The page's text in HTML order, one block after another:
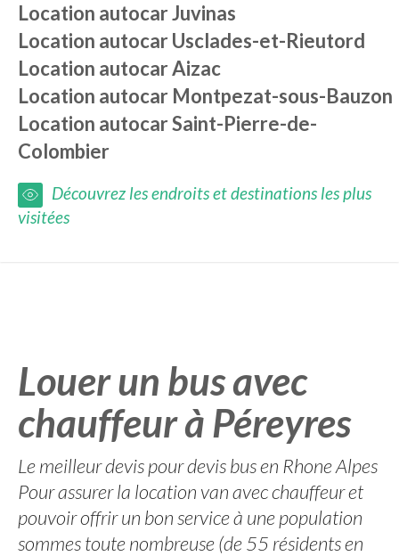
Location autocarJuvinas
Location autocarUsclades-et-Rieutord
Location autocarAizac
Location autocar Montpezat-sous-Bauzon
Location autocarSaint-Pierre-de-
Colombier
Découvrez les endroits et destinations les plus
visitées
Louer un bus avec
chauffeur à Péreyres
Le meilleur devis pour devis bus en Rhone Alpes
Pour assurer la location van avec chauffeur et
pouvoir offrir un bon service à une population
sommes toute nombreuse (de 55 résidents en